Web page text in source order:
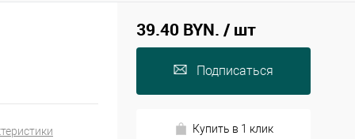
39.40 BYN. / шт
Подписаться
Купить в 1 клик